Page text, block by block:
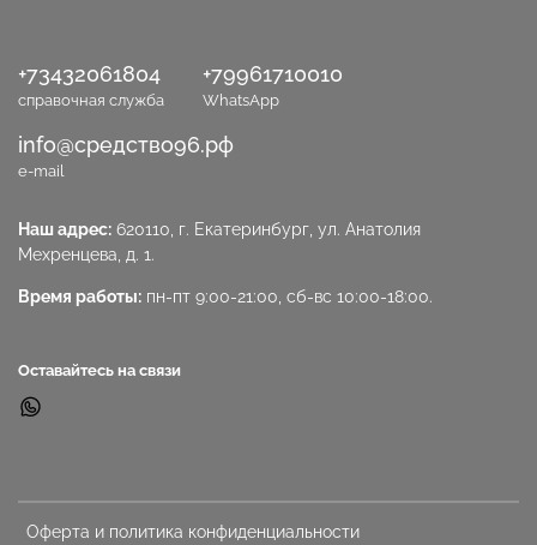
Оферта и политика конфиденциальности
+73432061804
справочная служба
+79961710010
WhatsApp
info@средство96.рф
e-mail
Наш адрес: 620110, г. Екатеринбург, ул. Анатолия
Мехренцева, д. 1.
Время работы: пн-пт 9:00-21:00, сб-вс 10:00-18:00.
Оставайтесь на связи